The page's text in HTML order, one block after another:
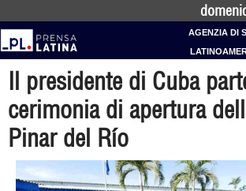
AGENZIA DI
Il presidente di Cuba
cerimonia di apertura
Pinar del Río